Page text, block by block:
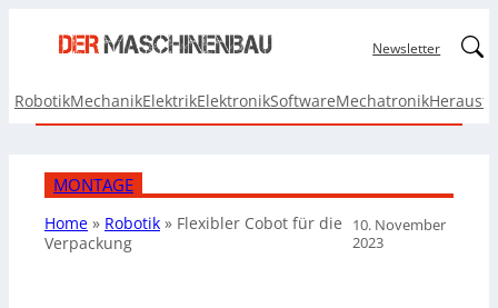
Newsletter
RobotikMechanikElektrikElektronikSoftwareMechatronik
MONTAGE
Home » Robotik » Flexibler Cobot für die
Verpackung
10. November
2023